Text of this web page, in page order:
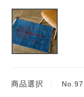
商品選択 No.97